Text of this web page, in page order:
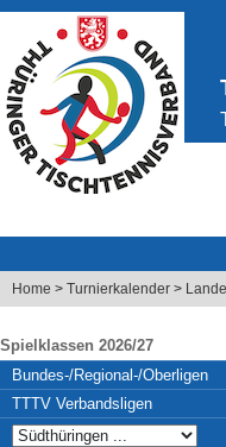
Home > Turnierkalender >
Spielklassen 2026/27
Bundes-/Regional-/Oberligen
TTTV Verbandsligen